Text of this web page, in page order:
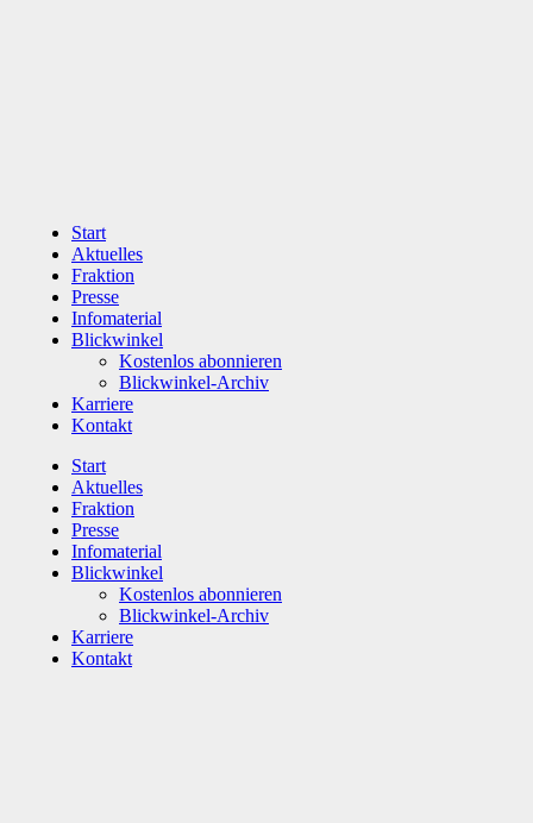
Start
Aktuelles
Fraktion
Presse
Infomaterial
Blickwinkel
Kostenlos abonnieren
Blickwinkel-Archiv
Karriere
Kontakt
Start
Aktuelles
Fraktion
Presse
Infomaterial
Blickwinkel
Kostenlos abonnieren
Blickwinkel-Archiv
Karriere
Kontakt